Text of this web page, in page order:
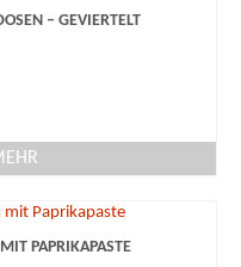
– GEVIERTELT
PAPRIKAPASTE